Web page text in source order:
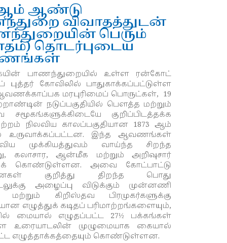
ஆம் ஆண்டு
விவாதத்துடன்
பெரும்
தொடர்புடைய
பாணந்துறையில் உள்ள ரன்கோட்
புத்தர் கோவிலில் பாதுகாக்கப்பட்டுள்ள
மரபுரிமைப் பொருட்கள், 19
நடுப்பகுதியில் பௌத்த மற்றும்
சமூகங்களுக்கிடையே குறிப்பிடத்தக்க
நிலவிய காலப்பகுதியான 1873 ஆம்
உருவாக்கப்பட்டன. இந்த ஆவணங்கள்
முக்கியத்துவம் வாய்ந்த சிறந்த
, கலாசார,ஆன்மீக மற்றும் அறிவுசார்
கொண்டுள்ளன. அவை கோட்பாட்டு
குறித்து திறந்த பொது
அழைப்பு விடுக்கும் முன்னணி
கிறிஸ்தவ பிரமுகர்களுக்கு
எழுத்துக் கடிதப் பரிமாற்றங்களையும்,
மையால் எழுதப்பட்ட 27½ பக்கங்கள்
உரையாடலின் முழுமையாக கையால்
எழுத்தாக்கத்தையும் கொண்டுள்ளன.